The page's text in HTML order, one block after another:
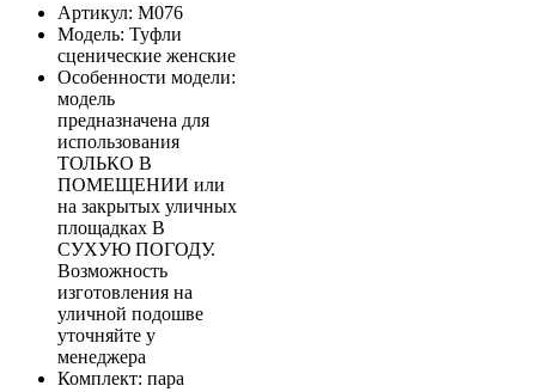
Артикул: М076
Модель: Туфли
сценические женские
Особенности модели:
модель
предназначена для
использования
ТОЛЬКО В
ПОМЕЩЕНИИ или
на закрытых уличных
площадках В
СУХУЮ ПОГОДУ.
Возможность
изготовления на
уличной подошве
уточняйте у
менеджера
Комплект: пара